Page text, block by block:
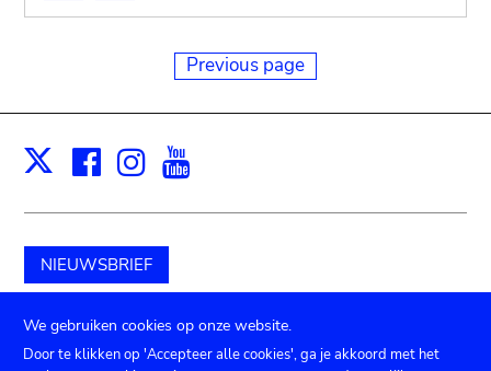
Previous page
X Facebook
Instagram
NIEUWSBRIEF
Schenk aan het museum
We gebruiken cookies op onze website.
Door te klikken op 'Accepteer alle cookies', ga je akkoord met het